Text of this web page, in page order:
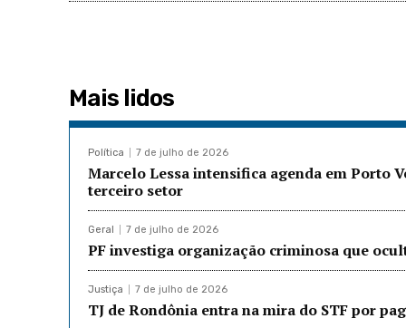
Mais lidos
Política 7 de julho de 2026
Marcelo Lessa intensifica agenda em Porto
terceiro setor
Geral 7 de julho de 2026
PF investiga organização criminosa que
Justiça 7 de julho de 2026
TJ de Rondônia entra na mira do STF por